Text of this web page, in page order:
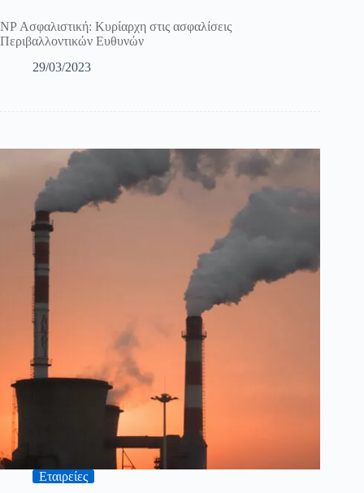
NP Ασφαλιστική: Κυρίαρχη στις ασφαλίσεις
Περιβαλλοντικών Ευθυνών
29/03/2023
Εταιρείες